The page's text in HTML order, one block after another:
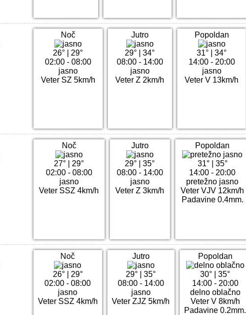
Noč
26°
29°
02:00 - 08:00
jasno
Veter SZ 5km/h
Jutro
29° |34°
08:00 - 14:00
jasno
Veter Z 2km/h
Popoldan
31° |34°
14:00 - 20:00
jasno
Veter V 13km/h
Noč
27°
29°
02:00 - 08:00
jasno
Veter SSZ 4km/h
Jutro
29° |35°
08:00 - 14:00
jasno
Veter Z 3km/h
Popoldan
31°| 35°
14:00 - 20:00
pretežno jasno
Veter VJV 12km/h
Padavine 0.4mm.
Noč
26°| 29°
02:00 - 08:00
jasno
Veter SSZ 4km/h
Jutro
29° |35°
08:00 - 14:00
jasno
Veter ZJZ 5km/h
Popoldan
30° |35°
14:00 - 20:00
delno oblačno
Veter V 8km/h
Padavine 0.2mm.